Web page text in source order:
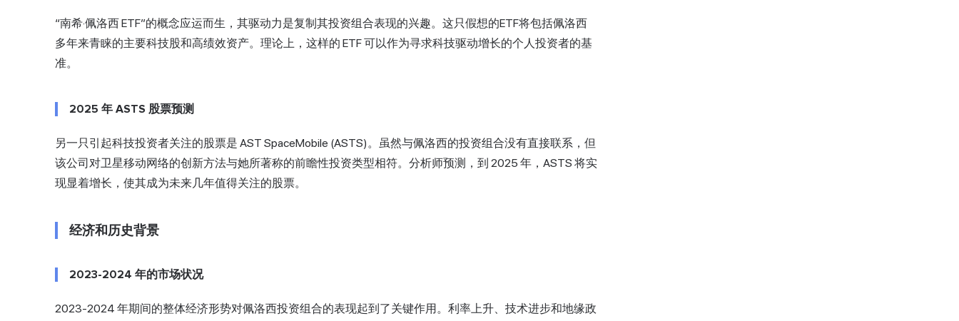
“南希·佩洛西 ETF”的概念应运而生，其驱动力是复制其投资组合表现的兴趣。这只假想的ETF将包括佩洛西
多年来青睐的主要科技股和高绩效资产。理论上，这样的 ETF 可以作为寻求科技驱动增长的个人投资者的基
准。
2025 年 ASTS 股票预测
另一只引起科技投资者关注的股票是 AST SpaceMobile (ASTS)。虽然与佩洛西的投资组合没有直接联系，但
该公司对卫星移动网络的创新方法与她所著称的前瞻性投资类型相符。分析师预测，到 2025 年，ASTS 将实
现显着增长，使其成为未来几年值得关注的股票。
经济和历史背景
2023-2024 年的市场状况
2023-2024 年期间的整体经济形势对佩洛西投资组合的表现起到了关键作用。利率上升、技术进步和地缘政